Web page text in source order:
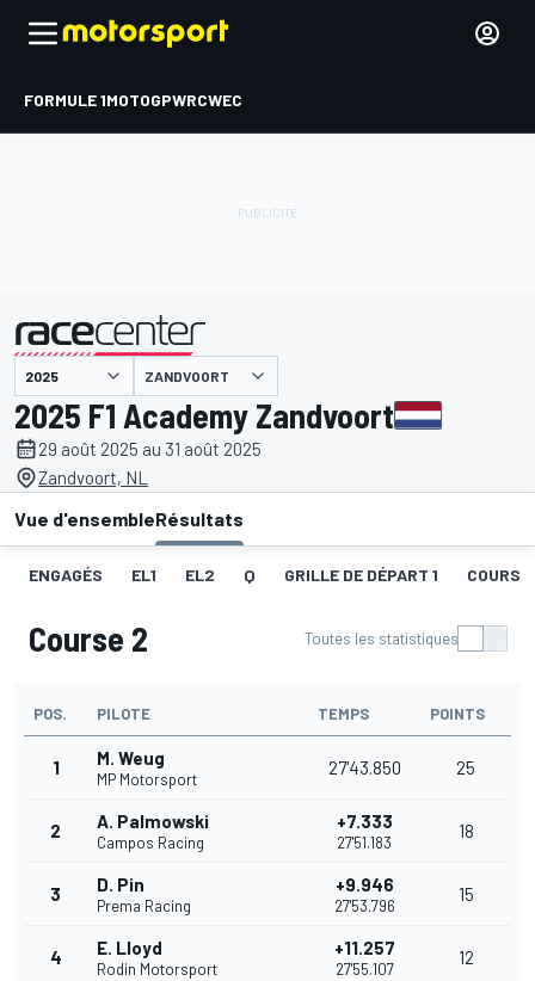
FORMULE 1MOTOGPWRCWEC
présenté par ZANDVOORT
2025 F1 Academy Zandvoort
29 août 2025 au 31 août 2025
Zandvoort, NL
Vue d'ensembleRésultats
ENGAGÉS EL1 EL2 Q GRILLE DE DÉPART 1 COURSE
Course 2 Toutes les statistiques
POS. PILOTE TEMPS POINTS
1 M. Weug
MP Motorsport
27'43.850 25
2 A. Palmowski
Campos Racing
+7.333
27'51.183
18
3 D. Pin
Prema Racing
+9.946
27'53.796
15
4 E. Lloyd
Rodin Motorsport
+11.257
27'55.107
12